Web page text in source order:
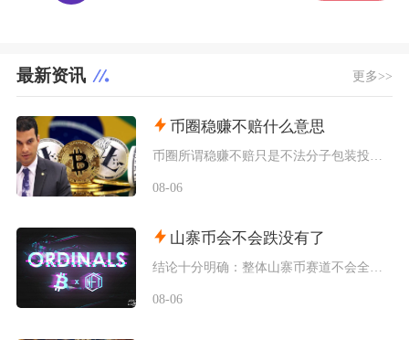
最新资讯 更多>>
币圈稳赚不赔什么意思
币圈所谓稳赚不赔只是不法分子包装投资骗局的营销话术，加密货币市场本身不存在任何保本盈利的交
08-06
山寨币会不会跌没有了
08-06